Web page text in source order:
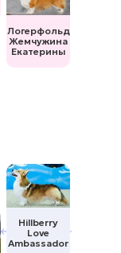
Логерфольд
Жемчужина
Екатерины
Hillberry
Love
Ambassador